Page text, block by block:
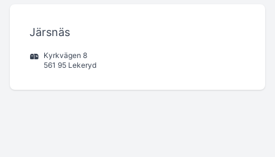
Järsnäs
Kyrkvägen 8
561 95 Lekeryd